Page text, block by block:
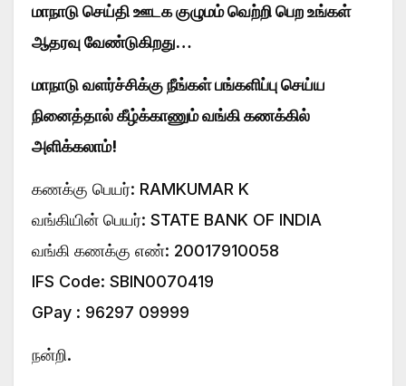
மாநாடு செய்தி ஊடக குழுமம் வெற்றி பெற உங்கள்
ஆதரவு வேண்டுகிறது…
மாநாடு வளர்ச்சிக்கு நீங்கள் பங்களிப்பு செய்ய
நினைத்தால் கீழ்க்காணும் வங்கி கணக்கில்
அளிக்கலாம்!
கணக்கு பெயர்: RAMKUMAR K
வங்கியின் பெயர்: STATE BANK OF INDIA
வங்கி கணக்கு எண்: 20017910058
IFS Code: SBIN0070419
GPay : 96297 09999
நன்றி.